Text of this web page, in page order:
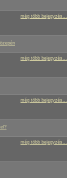
még több bejegyzés...
még több bejegyzés...
még több bejegyzés...
még több bejegyzés...